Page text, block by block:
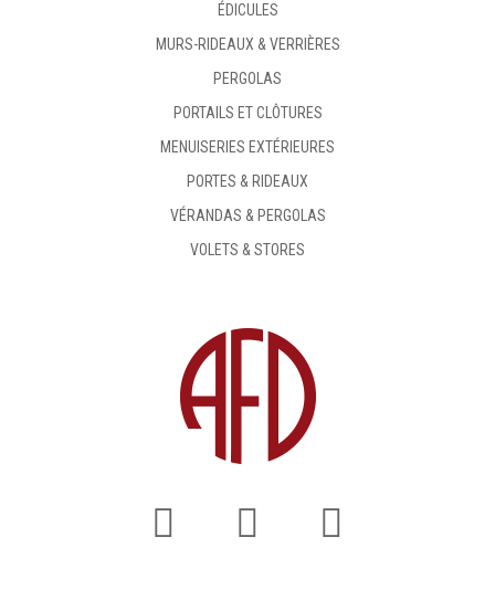
ÉDICULES
MURS-RIDEAUX & VERRIÈRES
PERGOLAS
PORTAILS ET CLÔTURES
MENUISERIES EXTÉRIEURES
PORTES & RIDEAUX
VÉRANDAS & PERGOLAS
VOLETS & STORES